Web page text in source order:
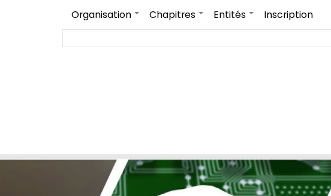
+
Organisation +
Chapitres +
Entités Inscription